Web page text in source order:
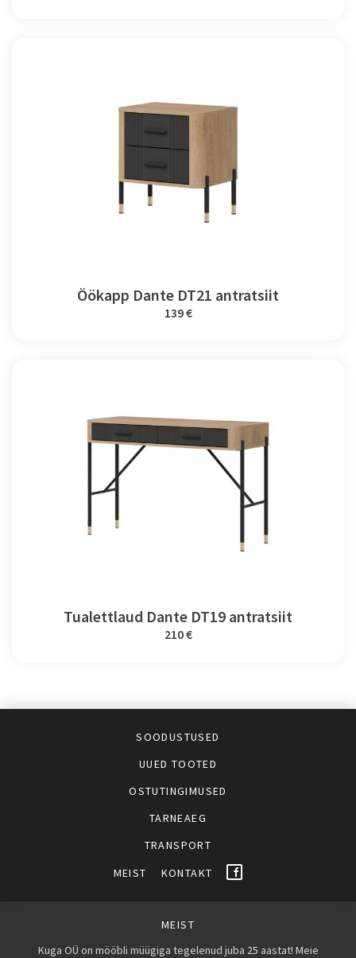
Öökapp Dante DT21 antratsiit
139 €
Tualettlaud Dante DT19 antratsiit
210 €
SOODUSTUSED
UUED TOOTED
OSTUTINGIMUSED
TARNEAEG
TRANSPORT
MEIST
KONTAKT
MEIST
Kuga OÜ on mööbli müügiga tegelenud juba 25 aastat! Meie